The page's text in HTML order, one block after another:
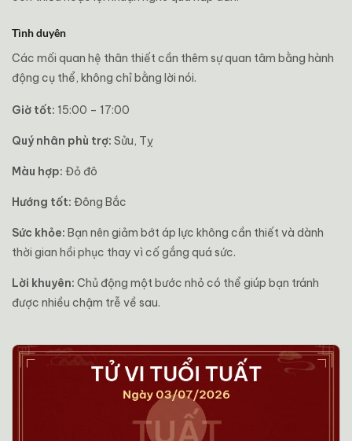
Tình duyên
Các mối quan hệ thân thiết cần thêm sự quan tâm bằng hành
động cụ thể, không chỉ bằng lời nói.
Giờ tốt: 15:00 – 17:00
Quý nhân phù trợ: Sửu, Tỵ
Màu hợp: Đỏ đô
Hướng tốt: Đông Bắc
Sức khỏe: Bạn nên giảm bớt áp lực không cần thiết và dành
thời gian hồi phục thay vì cố gắng quá sức.
Lời khuyên: Chủ động một bước nhỏ có thể giúp bạn tránh
được nhiều chậm trễ về sau.